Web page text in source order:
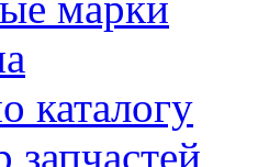
каталогу